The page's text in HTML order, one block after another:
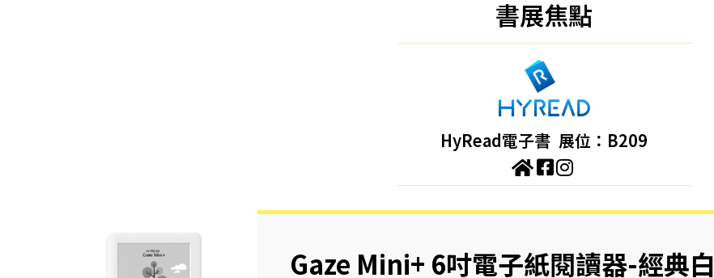
書展焦點
HyRead電子書 展位：B209
Gaze Mini+ 6吋電子紙閱讀器-經典白